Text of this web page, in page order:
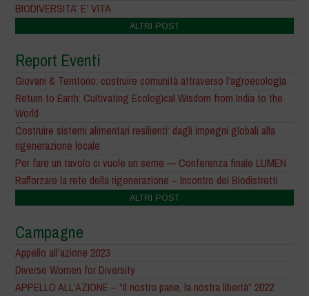
BIODIVERSITA’ E’ VITA
ALTRI POST
Report Eventi
Giovani & Territorio: costruire comunità attraverso l’agroecologia
Return to Earth: Cultivating Ecological Wisdom from India to the
World
Costruire sistemi alimentari resilienti: dagli impegni globali alla
rigenerazione locale
Per fare un tavolo ci vuole un seme — Conferenza finale LUMEN
Rafforzare la rete della rigenerazione – Incontro dei Biodistretti
ALTRI POST
Campagne
Appello all’azione 2023
Diverse Women for Diversity
APPELLO ALL’AZIONE – “Il nostro pane, la nostra libertà” 2022